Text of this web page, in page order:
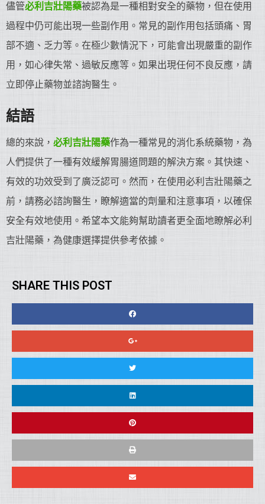
儘管必利吉壯陽藥被認為是一種相對安全的藥物，但在使用
過程中仍可能出現一些副作用。常見的副作用包括頭痛、胃
部不適、乏力等。在極少數情況下，可能會出現嚴重的副作
用，如心律失常、過敏反應等。如果出現任何不良反應，請
立即停止藥物並諮詢醫生。
結語
總的來說， 必利吉壯陽藥作為一種常見的消化系統藥物，為
人們提供了一種有效緩解胃腸道問題的解決方案。其快速、
有效的功效受到了廣泛認可。然而，在使用必利吉壯陽藥之
前，請務必諮詢醫生，瞭解適當的劑量和注意事項，以確保
安全有效地使用。希望本文能夠幫助讀者更全面地瞭解必利
吉壯陽藥，為健康選擇提供參考依據。
SHARE THIS POST